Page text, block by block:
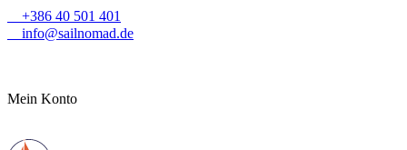
+386 40 501 401
info@sailnomad.de
Mein Konto